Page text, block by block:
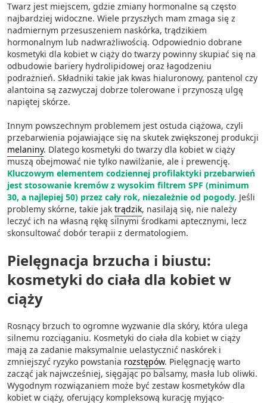
Twarz jest miejscem, gdzie zmiany hormonalne są często
najbardziej widoczne. Wiele przyszłych mam zmaga się z
nadmiernym przesuszeniem naskórka, trądzikiem
hormonalnym lub nadwrażliwością. Odpowiednio dobrane
kosmetyki dla kobiet w ciąży do twarzy powinny skupiać się na
odbudowie bariery hydrolipidowej oraz łagodzeniu
podrażnień. Składniki takie jak kwas hialuronowy, pantenol czy
alantoina są zazwyczaj dobrze tolerowane i przynoszą ulgę
napiętej skórze.
Innym powszechnym problemem jest ostuda ciążowa, czyli
przebarwienia pojawiające się na skutek zwiększonej produkcji
melaniny. Dlatego kosmetyki do twarzy dla kobiet w ciąży
muszą obejmować nie tylko nawilżanie, ale i prewencję.
Kluczowym elementem codziennej profilaktyki przebarwień
jest stosowanie kremów z wysokim filtrem SPF (minimum
30, a najlepiej 50) przez cały rok, niezależnie od pogody. Jeśli
problemy skórne, takie jak trądzik, nasilają się, nie należy
leczyć ich na własną rękę silnymi środkami aptecznymi, lecz
skonsultować dobór terapii z dermatologiem.
Pielęgnacja brzucha i biustu:
kosmetyki do ciała dla kobiet w
ciąży
Rosnący brzuch to ogromne wyzwanie dla skóry, która ulega
silnemu rozciąganiu. Kosmetyki do ciała dla kobiet w ciąży
mają za zadanie maksymalnie uelastycznić naskórek i
zmniejszyć ryzyko powstania rozstępów. Pielęgnację warto
zacząć jak najwcześniej, sięgając po balsamy, masła lub oliwki.
Wygodnym rozwiązaniem może być zestaw kosmetyków dla
kobiet w ciąży, oferujący kompleksową kurację myjąco-